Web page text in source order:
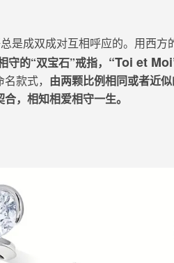
总是成双成对互相呼应的。用西方
守的“双宝石”戒指， “Toi et
名款式， 由两颗比例相同或者近
合，相知相爱相守一生。